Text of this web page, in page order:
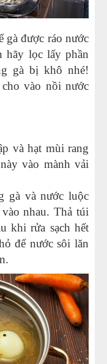
gà được ráo nước
hãy lọc lấy phần
gà bị khô nhé!
vào nồi nước
và hạt mùi rang
vào mành vải
gà và nước luộc
nhau. Thả túi
khi rửa sạch hết
để nước sôi lăn